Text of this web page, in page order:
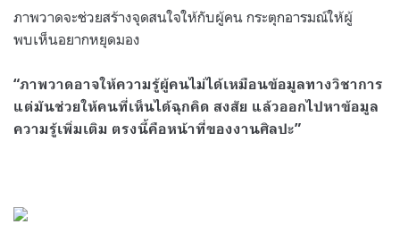
ภาพวาดจะช่วยสร้างจุดสนใจให้กับผู้คน กระตุกอารมณ์ให้ผู้
พบเห็นอยากหยุดมอง
“ภาพวาดอาจให้ความรู้ผู้คนไม่ได้เหมือนข้อมูลทางวิชาการ
แต่มันช่วยให้คนที่เห็นได้ฉุกคิด สงสัย แล้วออกไปหาข้อมูล
ความรู้เพิ่มเติม ตรงนี้คือหน้าที่ของงานศิลปะ”